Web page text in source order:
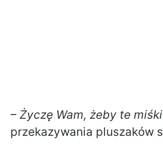
– Życzę Wam, żeby te
przekazywania pluszaków